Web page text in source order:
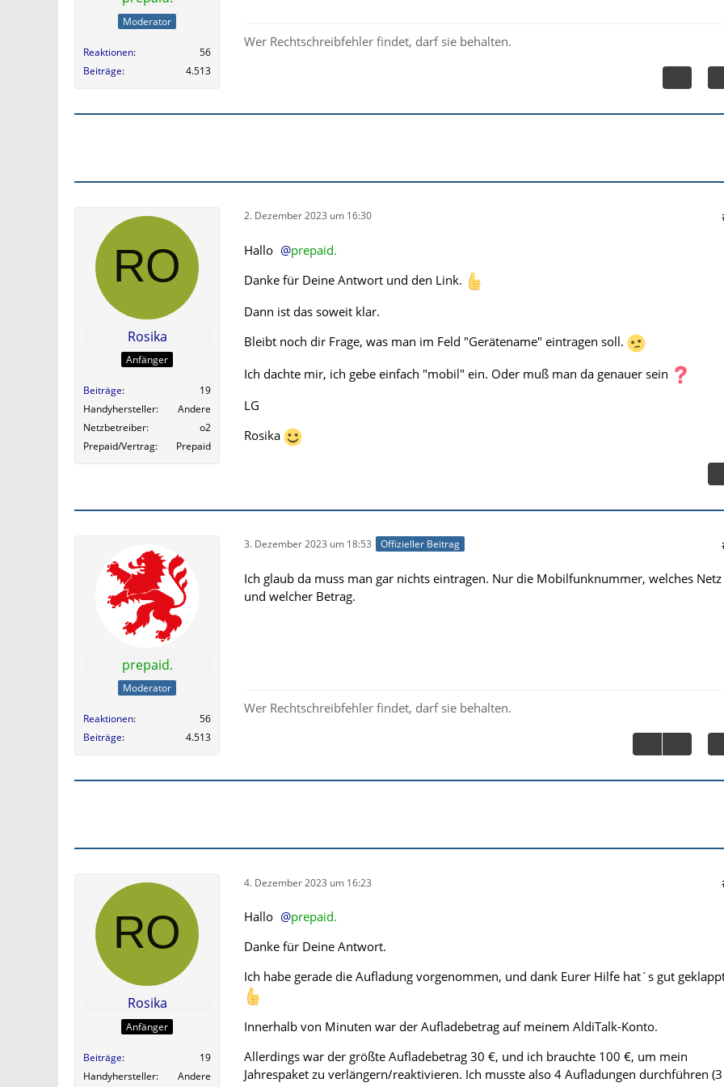
Moderator
Reaktionen
56
Beiträge
4.513
Wer Rechtschreibfehler findet, darf sie behalten.
Rosika
Anfänger
Beiträge
19
Handyhersteller
Andere
Netzbetreiber
o2
Prepaid/Vertrag
Prepaid
2. Dezember 2023 um 16:30
Hallo
prepaid.
Danke für Deine Antwort und den Link.
Dann ist das soweit klar.
Bleibt noch dir Frage, was man im Feld "Gerätename" eintragen soll.
Ich dachte mir, ich gebe einfach "mobil" ein. Oder muß man da genauer sein
LG
Rosika
prepaid.
Moderator
Reaktionen
56
Beiträge
4.513
3. Dezember 2023 um 18:53 Offizieller Beitrag
Ich glaub da muss man gar nichts eintragen. Nur die Mobilfunknummer, welches Netz
und welcher Betrag.
Wer Rechtschreibfehler findet, darf sie behalten.
Rosika
Anfänger
Beiträge
19
Handyhersteller
Andere
4. Dezember 2023 um 16:23
Hallo
prepaid.
Danke für Deine Antwort.
Ich habe gerade die Aufladung vorgenommen, und dank Eurer Hilfe hat´s gut
Innerhalb von Minuten war der Aufladebetrag auf meinem AldiTalk-Konto.
Allerdings war der größte Aufladebetrag 30 €, und ich brauchte 100 €, um mein
Jahrespaket zu verlängern/reaktivieren. Ich musste also 4 Aufladungen durchführen